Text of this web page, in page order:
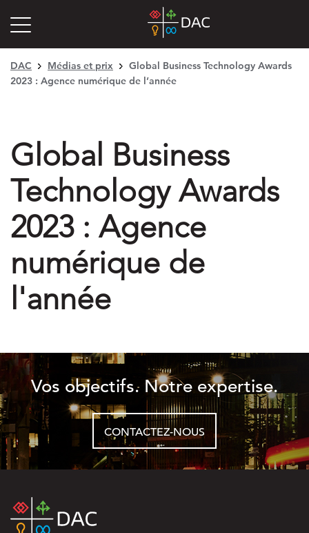
DAC Médias et prix
Global Business Technology Awards
2023 : Agence numérique de l’année
Global Business
Technology Awards
2023 : Agence
numérique de
l'année
Vos objectifs. Notre expertise.
CONTACTEZ-NOUS